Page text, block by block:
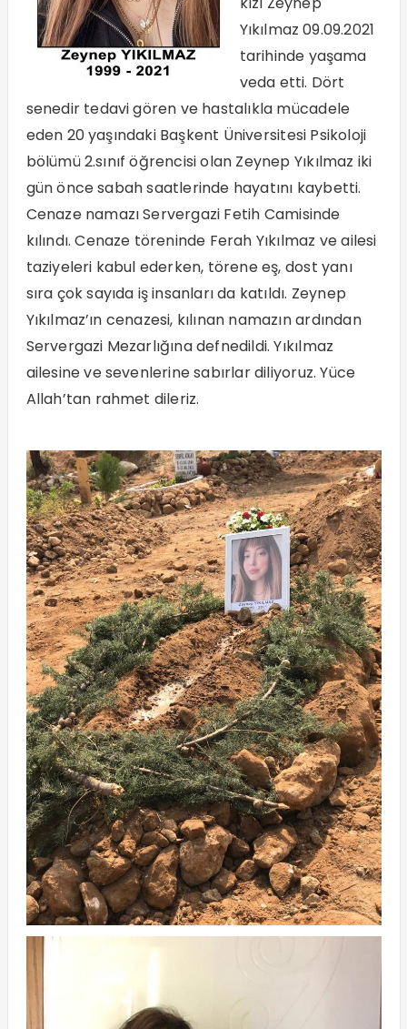
Yıkılmaz 09.09.2021
tarihinde yaşama
veda etti. Dört
senedir tedavi gören ve hastalıkla mücadele
eden 20 yaşındaki Başkent Üniversitesi Psikoloji
bölümü 2.sınıf öğrencisi olan Zeynep Yıkılmaz iki
gün önce sabah saatlerinde hayatını kaybetti.
Cenaze namazı Servergazi Fetih Camisinde
kılındı. Cenaze töreninde Ferah Yıkılmaz ve ailesi
taziyeleri kabul ederken, törene eş, dost yanı
sıra çok sayıda iş insanları da katıldı. Zeynep
Yıkılmaz’ın cenazesi, kılınan namazın ardından
Servergazi Mezarlığına defnedildi. Yıkılmaz
ailesine ve sevenlerine sabırlar diliyoruz. Yüce
Allah’tan rahmet dileriz.